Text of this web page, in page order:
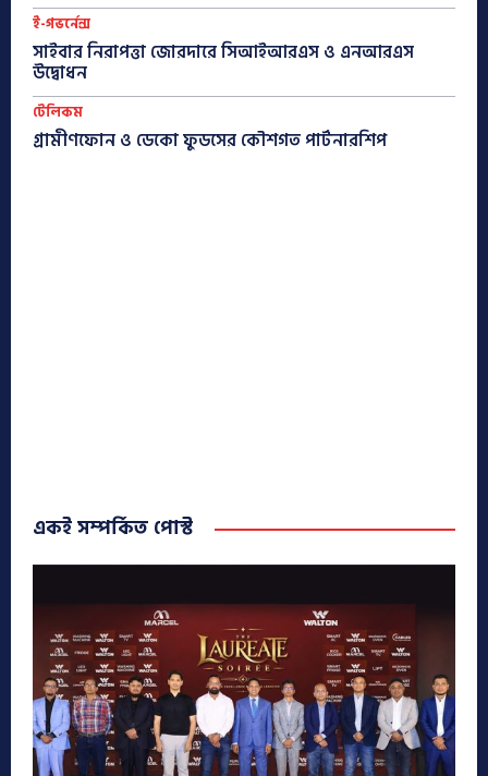
ই-গভর্নেন্স
সাইবার নিরাপত্তা জোরদারে সিআইআরএস ও এনআরএস
উদ্বোধন
টেলিকম
গ্রামীণফোন ও ডেকো ফুডসের কৌশগত পার্টনারশিপ
একই সম্পর্কিত পোস্ট